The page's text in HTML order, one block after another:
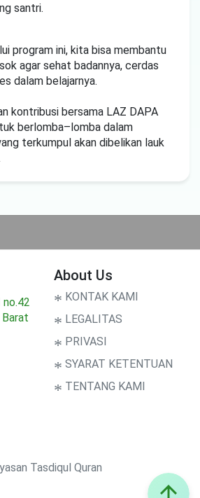
santri.
program ini, kita bisa membantu
agar sehat badannya, cerdas
dalam belajarnya.
kontribusi bersama LAZ DAPA
berlomba–lomba dalam
terkumpul akan dibelikan lauk
About Us
* KONTAK KAMI
* LEGALITAS
* PRIVASI
* SYARAT KETENTUAN
* TENTANG KAMI
Tasdiqul Quran
arrow_upward